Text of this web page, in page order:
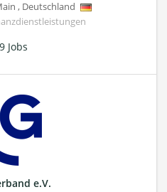
, Deutschland
Jobs
e.V.